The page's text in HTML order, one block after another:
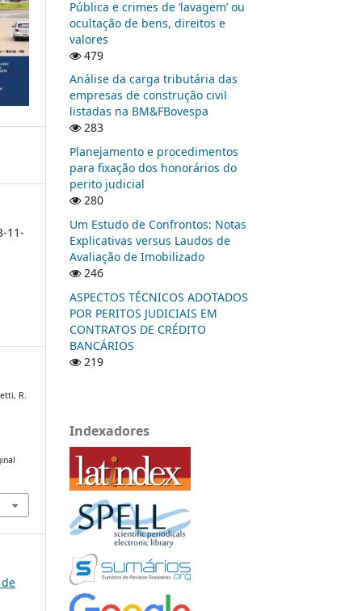
11-
R.
Pública e crimes de ‘lavagem’ ou
ocultação de bens, direitos e
valores
479
Análise da carga tributária das
empresas de construção civil
listadas na BM&FBovespa
283
Planejamento e procedimentos
para fixação dos honorários do
perito judicial
280
Um Estudo de Confrontos: Notas
Explicativas versus Laudos de
Avaliação de Imobilizado
246
ASPECTOS TÉCNICOS ADOTADOS
POR PERITOS JUDICIAIS EM
CONTRATOS DE CRÉDITO
BANCÁRIOS
219
Indexadores